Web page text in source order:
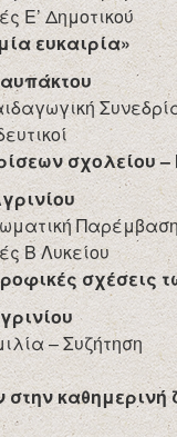
Ε’ Δημοτικού
ευκαιρία»
σχολείου
Β Λυκείου
σχέσεις
– Συζήτηση
καθημερινή